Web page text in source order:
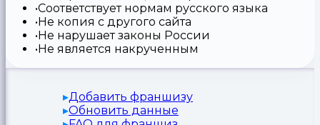
Соответствует нормам русского языка
Не копия с другого сайта
Не нарушает законы России
Не является накрученным
Добавить франшизу
Обновить данные